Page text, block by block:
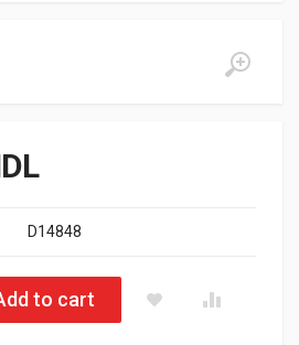
D14848
Road YOKOHAMA Geolandar A/T
to cart